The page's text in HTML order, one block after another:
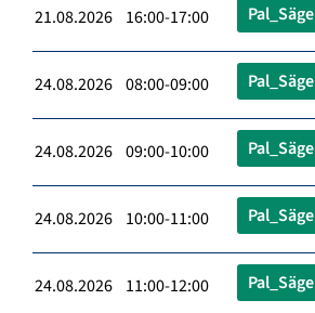
21.08.2026 16:00-17:00 Pal_Säge
24.08.2026 08:00-09:00 Pal_Säge
24.08.2026 09:00-10:00 Pal_Säge
24.08.2026 10:00-11:00 Pal_Säge
24.08.2026 11:00-12:00 Pal_Säge